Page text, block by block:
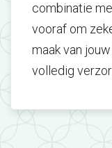
combinatie
vooraf om
maak van
volledig